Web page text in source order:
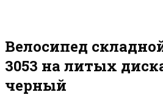
Велосипед
3053 на литых
черный